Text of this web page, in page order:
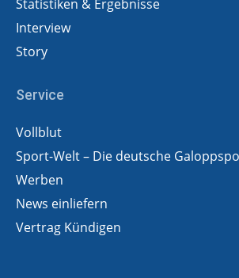
Statistiken & Ergebnisse
Interview
Story
Service
Vollblut
Sport-Welt – Die deutsche
Werben
News einliefern
Vertrag Kündigen